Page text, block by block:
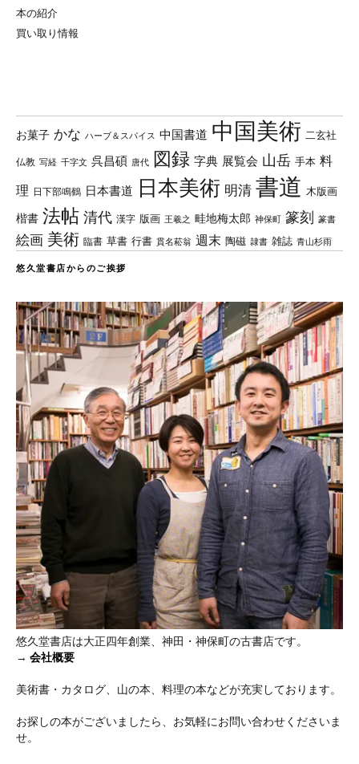
本の紹介
買い取り情報
お菓子 かな ハーブ＆スパイス 中国書道 中国美術 二玄社
仏教 写経 千字文 呉昌碩 唐代 図録 字典 展覧会 山岳 手本 料
理 日下部鳴鶴 日本書道 日本美術 明清 書道 木版画
楷書 法帖 清代 漢字 版画 王羲之 畦地梅太郎 神保町 篆刻 篆書
絵画 美術 臨書 草書 行書 貫名菘翁 週末 陶磁 隷書 雑誌 青山杉雨
悠久堂書店からのご挨拶
悠久堂書店は大正四年創業、神田・神保町の古書店です。
→ 会社概要
美術書・カタログ、山の本、料理の本などが充実しております。
お探しの本がございましたら、お気軽にお問い合わせくださいま
せ。